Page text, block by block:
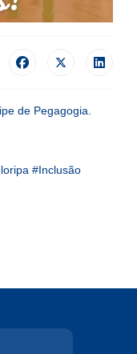
de Pegagogia.
#Inclusão